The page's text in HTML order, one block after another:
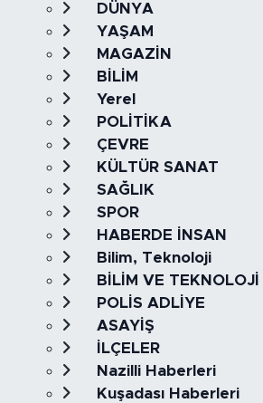
DÜNYA
YAŞAM
MAGAZİN
BİLİM
Yerel
POLİTİKA
ÇEVRE
KÜLTÜR SANAT
SAĞLIK
SPOR
HABERDE İNSAN
Bilim, Teknoloji
BİLİM VE TEKNOLOJİ
POLİS ADLİYE
ASAYİŞ
İLÇELER
Nazilli Haberleri
Kuşadası Haberleri